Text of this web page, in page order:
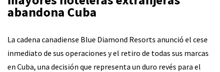
abandona Cuba
La cadena canadiense Blue Diamond Resorts anunció el cese
inmediato de sus operaciones y el retiro de todas sus marcas
en Cuba, una decisión que representa un duro revés para el